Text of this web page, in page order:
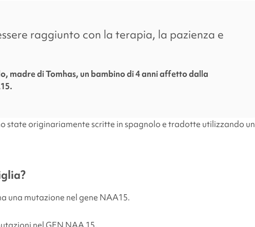
raggiunto con la terapia, la pazienza e
madre di Tomhas, un bambino di 4 anni affetto dalla
state originariamente scritte in spagnolo e tradotte utilizzando un
una mutazione nel gene NAA15.